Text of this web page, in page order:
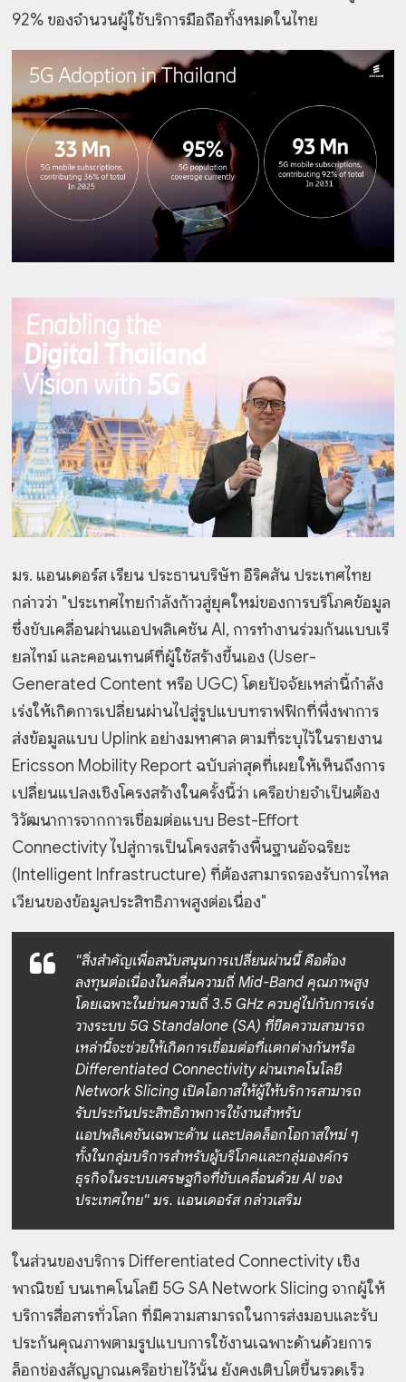
92% ของจำนวนผู้ใช้บริการมือถือทั้งหมดในไทย
มร. แอนเดอร์ส เรียน ประธานบริษัท อีริคสัน ประเทศไทย
กล่าวว่า "ประเทศไทยกำลังก้าวสู่ยุคใหม่ของการบริโภคข้อมูล
ซึ่งขับเคลื่อนผ่านแอปพลิเคชัน AI, การทำงานร่วมกันแบบเรี
ยลไทม์ และคอนเทนต์ที่ผู้ใช้สร้างขึ้นเอง (User-
Generated Content หรือ UGC) โดยปัจจัยเหล่านี้กำลัง
เร่งให้เกิดการเปลี่ยนผ่านไปสู่รูปแบบทราฟฟิกที่พึ่งพาการ
ส่งข้อมูลแบบ Uplink อย่างมหาศาล ตามที่ระบุไว้ในรายงาน
Ericsson Mobility Report ฉบับล่าสุดที่เผยให้เห็นถึงการ
เปลี่ยนแปลงเชิงโครงสร้างในครั้งนี้ว่า เครือข่ายจำเป็นต้อง
วิวัฒนาการจากการเชื่อมต่อแบบ Best-Effort
Connectivity ไปสู่การเป็นโครงสร้างพื้นฐานอัจฉริยะ
(Intelligent Infrastructure) ที่ต้องสามารถรองรับการไหล
เวียนของข้อมูลประสิทธิภาพสูงต่อเนื่อง"
"สิ่งสำคัญเพื่อสนับสนุนการเปลี่ยนผ่านนี้ คือต้อง
ลงทุนต่อเนื่องในคลื่นความถี่ Mid-Band คุณภาพสูง
โดยเฉพาะในย่านความถี่ 3.5 GHz ควบคู่ไปกับการเร่ง
วางระบบ 5G Standalone (SA) ที่ขีดความสามารถ
เหล่านี้จะช่วยให้เกิดการเชื่อมต่อที่แตกต่างกันหรือ
Differentiated Connectivity ผ่านเทคโนโลยี
Network Slicing เปิดโอกาสให้ผู้ให้บริการสามารถ
รับประกันประสิทธิภาพการใช้งานสำหรับ
แอปพลิเคชันเฉพาะด้าน และปลดล็อกโอกาสใหม่ ๆ
ทั้งในกลุ่มบริการสำหรับผู้บริโภคและกลุ่มองค์กร
ธุรกิจในระบบเศรษฐกิจที่ขับเคลื่อนด้วย AI ของ
ประเทศไทย" มร. แอนเดอร์ส กล่าวเสริม
ในส่วนของบริการ Differentiated Connectivity เชิง
พาณิชย์ บนเทคโนโลยี 5G SA Network Slicing จากผู้ให้
บริการสื่อสารทั่วโลก ที่มีความสามารถในการส่งมอบและรับ
ประกันคุณภาพตามรูปแบบการใช้งานเฉพาะด้านด้วยการ
ล็อกช่องสัญญาณเครือข่ายไว้นั้น ยังคงเติบโตขึ้นรวดเร็ว